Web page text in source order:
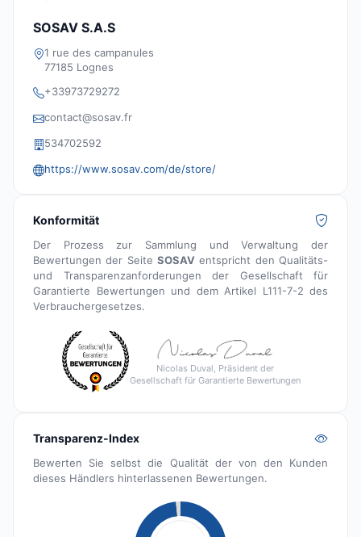
SOSAV S.A.S
1 rue des campanules
77185 Lognes
+33973729272
contact@sosav.fr
534702592
https://www.sosav.com/de/store/
Konformität
Der Prozess zur Sammlung und Verwaltung der
Bewertungen der Seite SOSAV entspricht den Qualitäts-
und Transparenzanforderungen der Gesellschaft für
Garantierte Bewertungen und dem Artikel L111-7-2 des
Verbrauchergesetzes.
Nicolas Duval, Präsident der
Gesellschaft für Garantierte Bewertungen
Transparenz-Index
Bewerten Sie selbst die Qualität der von den Kunden
dieses Händlers hinterlassenen Bewertungen.